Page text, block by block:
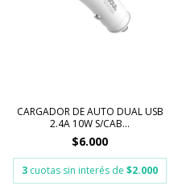
CARGADOR DE AUTO DUAL USB
2.4A 10W S/CAB...
$6.000
3 cuotas sin interés de $2.000